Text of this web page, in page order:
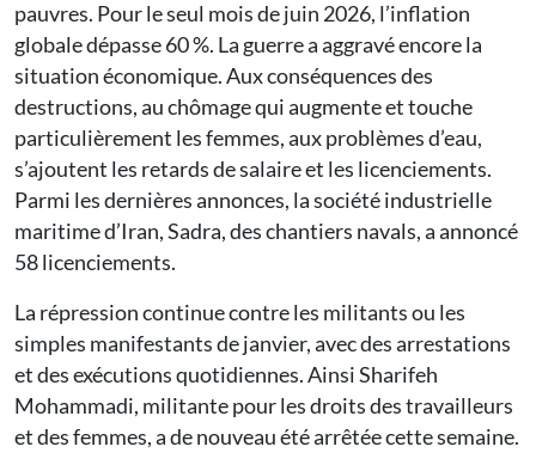
pauvres. Pour le seul mois de juin 2026, l’inflation
globale dépasse 60 %. La guerre a aggravé encore la
situation économique. Aux conséquences des
destructions, au chômage qui augmente et touche
particulièrement les femmes, aux problèmes d’eau,
s’ajoutent les retards de salaire et les licenciements.
Parmi les dernières annonces, la société industrielle
maritime d’Iran, Sadra, des chantiers navals, a annoncé
58 licenciements.
La répression continue contre les militants ou les
simples manifestants de janvier, avec des arrestations
et des exécutions quotidiennes. Ainsi Sharifeh
Mohammadi, militante pour les droits des travailleurs
et des femmes, a de nouveau été arrêtée cette semaine.